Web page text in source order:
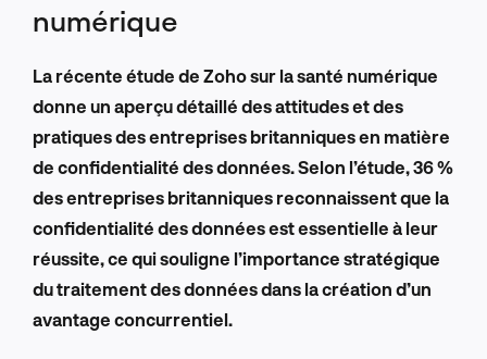
numérique
La récente étude de Zoho sur la santé numérique
donne un aperçu détaillé des attitudes et des
pratiques des entreprises britanniques en matière
de confidentialité des données.Selon l’étude, 36 %
des entreprises britanniques reconnaissent que la
confidentialité des données est essentielle à leur
réussite, ce qui souligne l’importance stratégique
du traitement des données dans la création d’un
avantage concurrentiel.